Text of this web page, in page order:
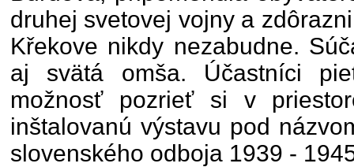
druhej svetovej vojny a
Křekove nikdy nezabudne.
aj svätá omša. Účastníci
možnosť pozrieť si v
inštalovanú výstavu pod
slovenského odboja 1939 -